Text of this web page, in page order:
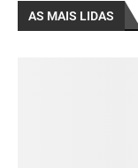
AS MAIS LIDAS